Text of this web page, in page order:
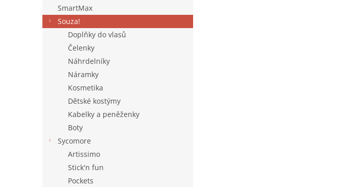
SmartMax
Souza!
Doplňky do vlasů
Čelenky
Náhrdelníky
Náramky
Kosmetika
Dětské kostýmy
Kabelky a peněženky
Boty
Sycomore
Artissimo
Stick'n fun
Pockets